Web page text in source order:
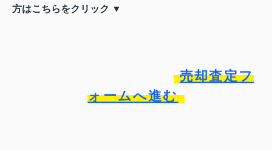
方はこちらをクリック ▼
売却査定フ
ォームへ進む